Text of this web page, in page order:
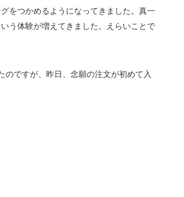
をつかめるようになってきました。真一
う体験が増えてきました。えらいことで
ですが、昨日、念願の注文が初めて入